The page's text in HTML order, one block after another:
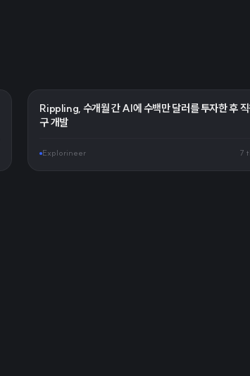
Rippling, 수개월 간 AI에 수백만 달러를 투자한 후
구 개발
Explorineer 7